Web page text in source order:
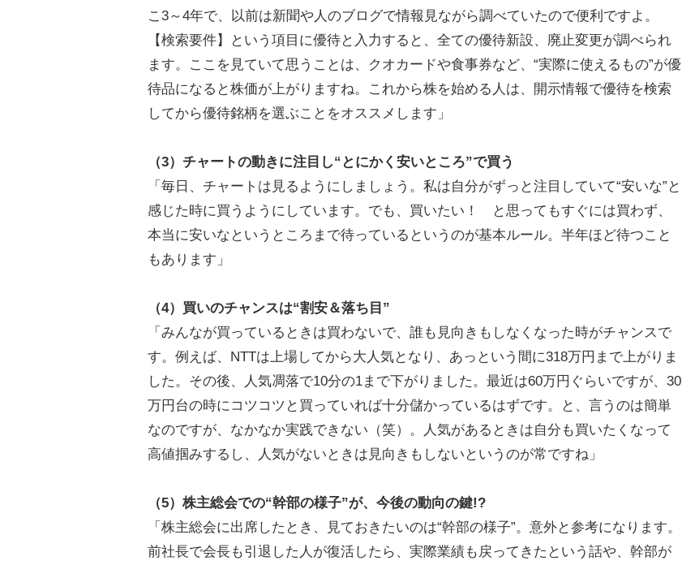
こ3～4年で、以前は新聞や人のブログで情報見ながら調べていたので便利ですよ。
【検索要件】という項目に優待と入力すると、全ての優待新設、廃止変更が調べられ
ます。ここを見ていて思うことは、クオカードや食事券など、“実際に使えるもの”が優
待品になると株価が上がりますね。これから株を始める人は、開示情報で優待を検索
してから優待銘柄を選ぶことをオススメします」
（3）チャートの動きに注目し“とにかく安いところ”で買う
「毎日、チャートは見るようにしましょう。私は自分がずっと注目していて“安いな”と
感じた時に買うようにしています。でも、買いたい！ と思ってもすぐには買わず、
本当に安いなというところまで待っているというのが基本ルール。半年ほど待つこと
もあります」
（4）買いのチャンスは“割安＆落ち目”
「みんなが買っているときは買わないで、誰も見向きもしなくなった時がチャンスで
す。例えば、NTTは上場してから大人気となり、あっという間に318万円まで上がりま
した。その後、人気凋落で10分の1まで下がりました。最近は60万円ぐらいですが、30
万円台の時にコツコツと買っていれば十分儲かっているはずです。と、言うのは簡単
なのですが、なかなか実践できない（笑）。人気があるときは自分も買いたくなって
高値掴みするし、人気がないときは見向きもしないというのが常ですね」
（5）株主総会での“幹部の様子”が、今後の動向の鍵!?
「株主総会に出席したとき、見ておきたいのは“幹部の様子”。意外と参考になります。
前社長で会長も引退した人が復活したら、実際業績も戻ってきたという話や、幹部が